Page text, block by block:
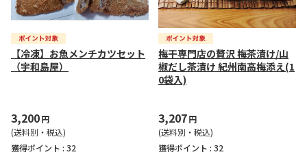
【冷凍】お魚メンチカツセット
（宇和島屋）
3,200円
(送料別・税込)
獲得ポイント : 32
梅干専門店の贅沢 梅茶漬け/山
椒だし茶漬け 紀州南高梅添え(1
0袋入)
3,207円
(送料別・税込)
獲得ポイント : 32